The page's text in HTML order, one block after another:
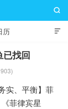

历

已找回
实、平衡】菲
菲律宾星